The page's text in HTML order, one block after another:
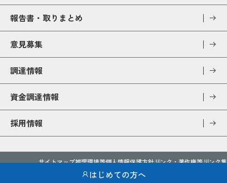
はじめての方へ
報告書・取りまとめ
意見募集
調達情報
資金調達情報
採用情報
サイトマップ推奨環境等個人情報保護方針リンク・著作権等リンク集
アクセシビリティ 開示請求制度